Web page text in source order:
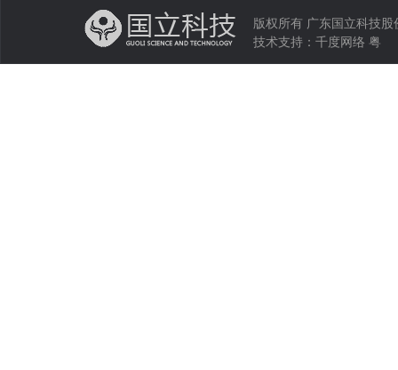
版权所有 广东国立科技
技术支持： 千度网络 粤